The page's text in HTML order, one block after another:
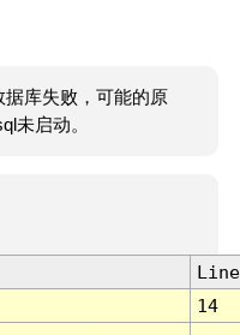
据库失败，可能的原
未启动。
Line
14